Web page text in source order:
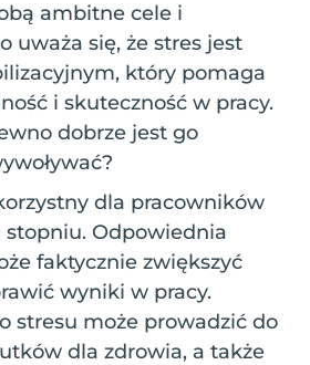
ambitne cele i
uważa się, że stres jest
który pomaga
i skuteczność w pracy.
dobrze jest go
dla pracowników
Odpowiednia
faktycznie zwiększyć
wyniki w pracy.
stresu może prowadzić do
dla zdrowia, a także